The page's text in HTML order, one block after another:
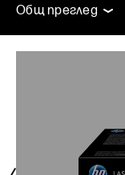
Общ преглед
Общ преглед